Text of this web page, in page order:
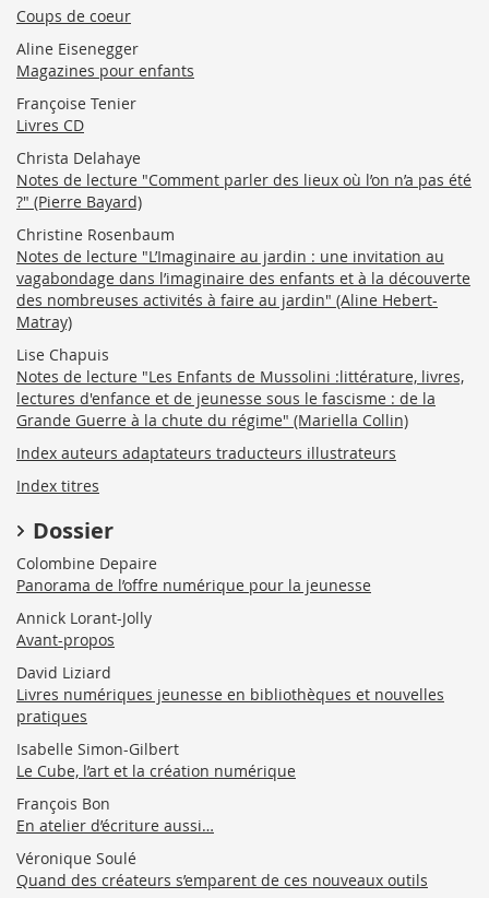
Coups de coeur
Aline Eisenegger
Magazines pour enfants
Françoise Tenier
Livres CD
Christa Delahaye
Notes de lecture "Comment parler des lieux où l’on n’a pas été
?" (Pierre Bayard)
Christine Rosenbaum
Notes de lecture "L’Imaginaire au jardin : une invitation au
vagabondage dans l’imaginaire des enfants et à la découverte
des nombreuses activités à faire au jardin" (Aline Hebert-
Matray)
Lise Chapuis
Notes de lecture "Les Enfants de Mussolini :littérature, livres,
lectures d'enfance et de jeunesse sous le fascisme : de la
Grande Guerre à la chute du régime" (Mariella Collin)
Index auteurs adaptateurs traducteurs illustrateurs
Index titres
Dossier
Colombine Depaire
Panorama de l’offre numérique pour la jeunesse
Annick Lorant-Jolly
Avant-propos
David Liziard
Livres numériques jeunesse en bibliothèques et nouvelles
pratiques
Isabelle Simon-Gilbert
Le Cube, l’art et la création numérique
François Bon
En atelier d’écriture aussi…
Véronique Soulé
Quand des créateurs s’emparent de ces nouveaux outils